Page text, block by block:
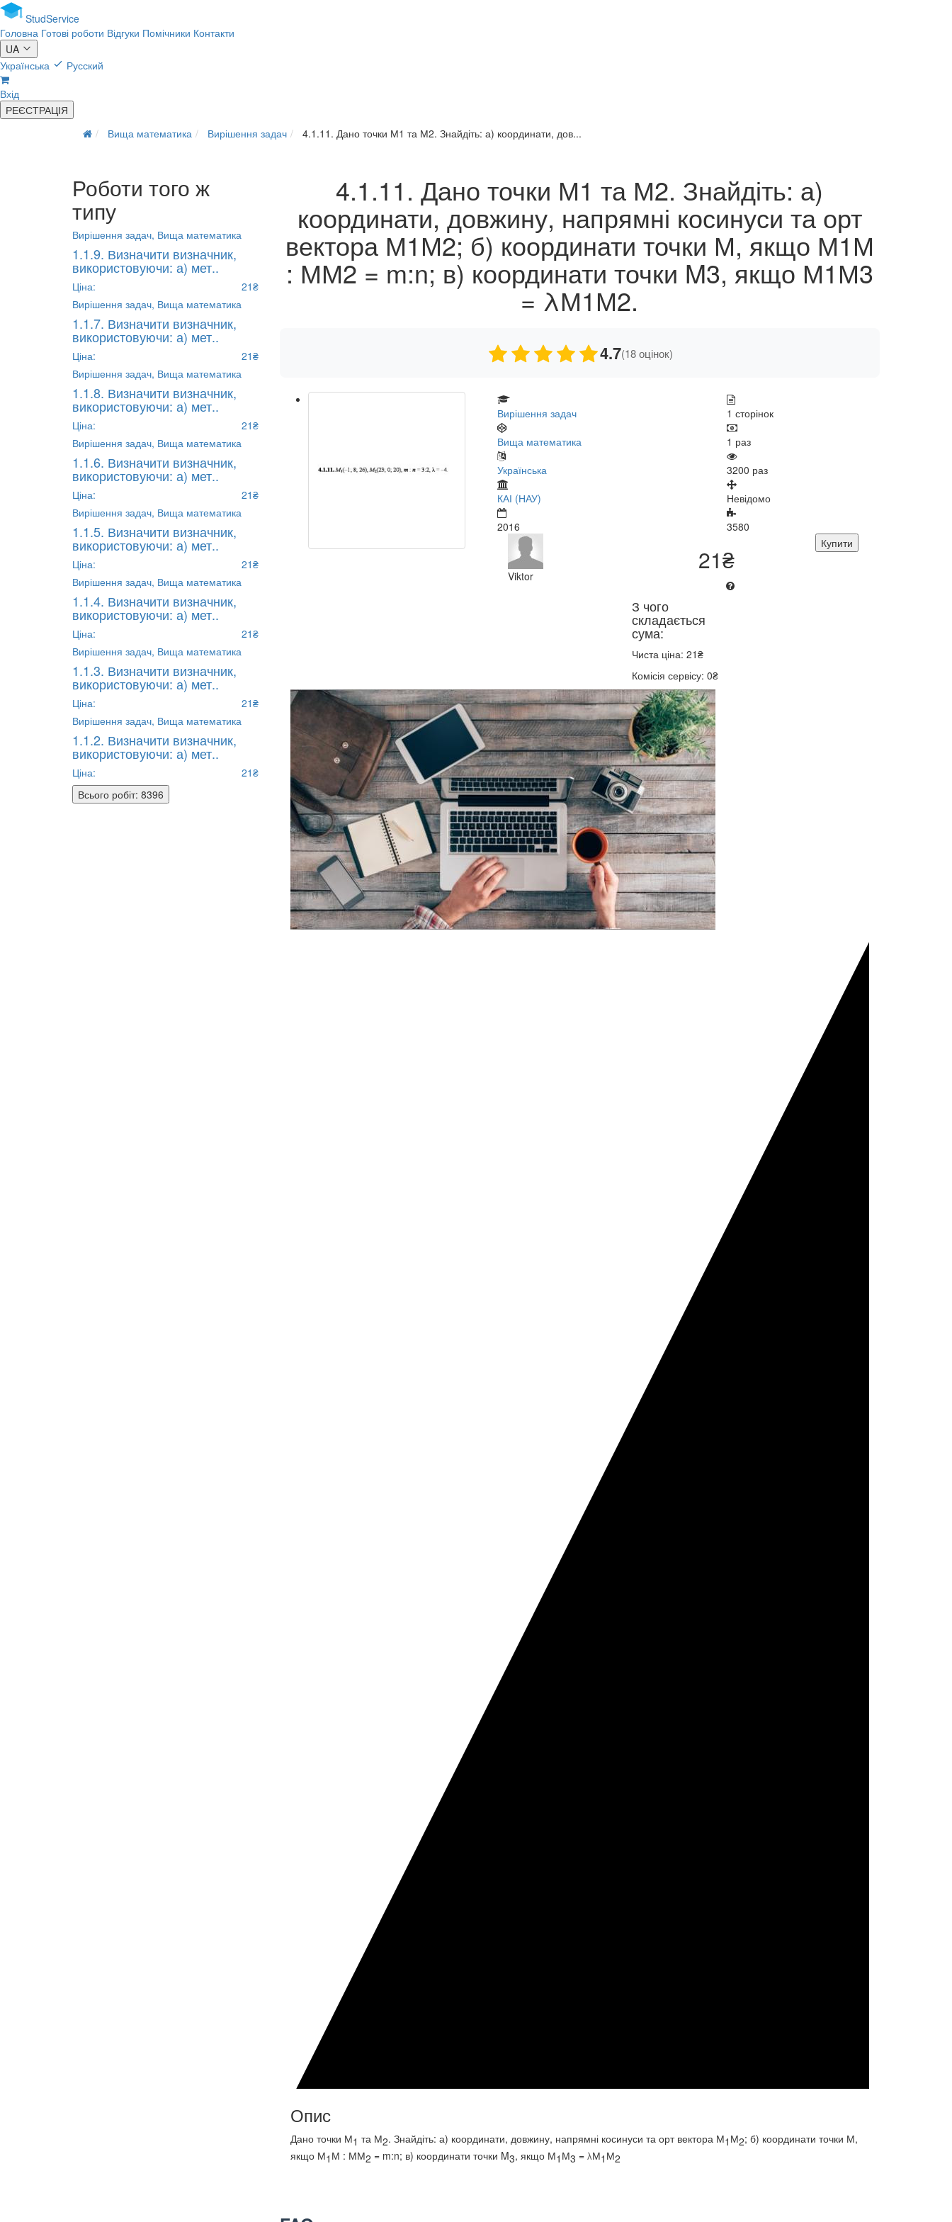
StudService
Головна Готові роботи Відгуки Помічники Контакти
UA
Українська
Русский
Вхід
РЕЄСТРАЦІЯ
Вища математика
Вирішення задач 4.1.11. Дано точки М1 та М2. Знайдіть: а) координати, дов...
Роботи того ж
типу
Вирішення задач, Вища математика
1.1.9. Визначити визначник,
використовуючи: а) мет..
Ціна:
21₴
Вирішення задач, Вища математика
1.1.7. Визначити визначник,
використовуючи: а) мет..
Ціна:
21₴
Вирішення задач, Вища математика
1.1.8. Визначити визначник,
використовуючи: а) мет..
Ціна:
21₴
Вирішення задач, Вища математика
1.1.6. Визначити визначник,
використовуючи: а) мет..
Ціна:
21₴
Вирішення задач, Вища математика
1.1.5. Визначити визначник,
використовуючи: а) мет..
Ціна:
21₴
Вирішення задач, Вища математика
1.1.4. Визначити визначник,
використовуючи: а) мет..
Ціна:
21₴
Вирішення задач, Вища математика
1.1.3. Визначити визначник,
використовуючи: а) мет..
Ціна:
21₴
Вирішення задач, Вища математика
1.1.2. Визначити визначник,
використовуючи: а) мет..
Ціна:
21₴
Всього робіт: 8396
4.1.11. Дано точки М1 та М2. Знайдіть: а)
координати, довжину, напрямні косинуси та орт
вектора М1М2; б) координати точки М, якщо М1М
: ММ2 = m:n; в) координати точки M3, якщо М1М3
= λМ1М2.
4.7(18 оцінок)
Вирішення задач
Вища математика
Українська
КАІ (НАУ)
2016
1 сторінок
1 раз
3200 раз
Невідомо
3580
Viktor
Купити
21₴
З чого
складається
сума:
Чиста ціна: 21₴
Комісія сервісу: 0₴
Опис
Дано точки М1 та М2. Знайдіть: а) координати, довжину, напрямні косинуси та орт вектора М1 М2; б) координати точки М,
якщо М1 М : ММ2 = m:n; в) координати точки M3, якщо М1 М3 = λМ1 М2